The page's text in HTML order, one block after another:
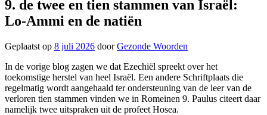
9. de twee en tien stammen van Israël:
Lo-Ammi en de natiën
Geplaatst op 8 juli 2026 doorGezonde Woorden
In de vorige blog zagen we dat Ezechiël spreekt over het
toekomstige herstel van heel Israël. Een andere Schriftplaats die
regelmatig wordt aangehaald ter ondersteuning van de leer van de
verloren tien stammen vinden we in Romeinen 9. Paulus citeert daar
namelijk twee uitspraken uit de profeet Hosea.